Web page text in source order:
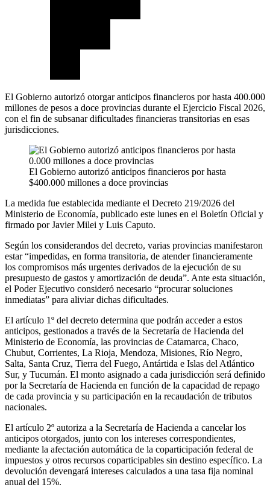
El Gobierno autorizó otorgar anticipos financieros por hasta 400.000
millones de pesos a doce provincias durante el Ejercicio Fiscal 2026,
con el fin de subsanar dificultades financieras transitorias en esas
jurisdicciones.
El Gobierno autorizó anticipos financieros por hasta
$400.000 millones a doce provincias
La medida fue establecida mediante el Decreto 219/2026 del
Ministerio de Economía, publicado este lunes en el Boletín Oficial y
firmado por Javier Milei y Luis Caputo.
Según los considerandos del decreto, varias provincias manifestaron
estar “impedidas, en forma transitoria, de atender financieramente
los compromisos más urgentes derivados de la ejecución de su
presupuesto de gastos y amortización de deuda”. Ante esta situación,
el Poder Ejecutivo consideró necesario “procurar soluciones
inmediatas” para aliviar dichas dificultades.
El artículo 1º del decreto determina que podrán acceder a estos
anticipos, gestionados a través de la Secretaría de Hacienda del
Ministerio de Economía, las provincias de Catamarca, Chaco,
Chubut, Corrientes, La Rioja, Mendoza, Misiones, Río Negro,
Salta, Santa Cruz, Tierra del Fuego, Antártida e Islas del Atlántico
Sur, y Tucumán. El monto asignado a cada jurisdicción será definido
por la Secretaría de Hacienda en función de la capacidad de repago
de cada provincia y su participación en la recaudación de tributos
nacionales.
El artículo 2º autoriza a la Secretaría de Hacienda a cancelar los
anticipos otorgados, junto con los intereses correspondientes,
mediante la afectación automática de la coparticipación federal de
impuestos y otros recursos coparticipables sin destino específico. La
devolución devengará intereses calculados a una tasa fija nominal
anual del 15%.